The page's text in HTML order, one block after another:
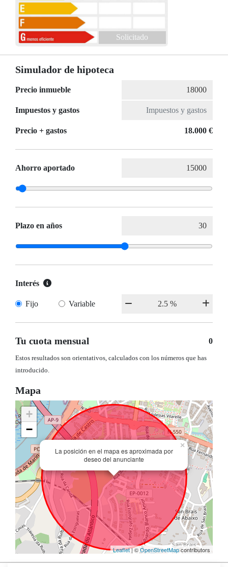
Solicitado
Simulador de hipoteca
Precio inmueble
Impuestos y gastos
Precio + gastos 18.000 €
Ahorro aportado
Plazo en años
Interés
Fijo Variable
Tu cuota mensual 0
Estos resultados son orientativos, calculados con los números que has
introducido.
Mapa
La posición en el mapa es aproximada por
deseo del anunciante
×
+
−
Leaflet| ©OpenStreetMapcontributors